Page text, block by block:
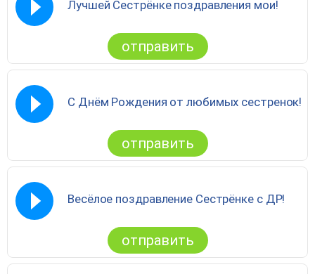
Лучшей Сестрёнке поздравления мои!
отправить
С Днём Рождения от любимых сестренок!
отправить
Весёлое поздравление Сестрёнке с ДР!
отправить